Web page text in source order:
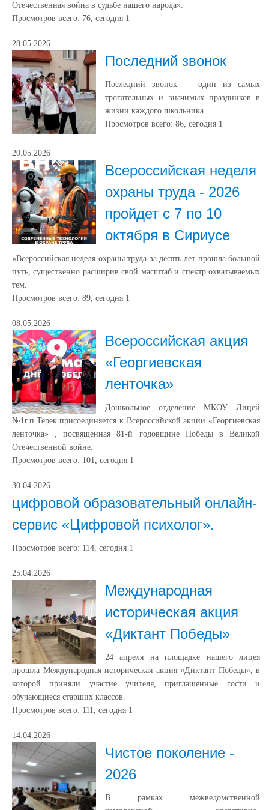
Отечественная война в судьбе нашего народа».
Просмотров всего: 76, сегодня 1
28.05.2026
Последний звонок
Последний звонок — один из самых
трогательных и значимых праздников в
жизни каждого школьника.
Просмотров всего: 86, сегодня 1
20.05.2026
Всероссийская неделя
охраны труда - 2026
пройдет с 7 по 10
октября в Сириусе
«Всероссийская неделя охраны труда за десять лет прошла большой
путь, существенно расширив свой масштаб и спектр охватываемых
тем.
Просмотров всего: 89, сегодня 1
08.05.2026
Всероссийская акция
«Георгиевская
ленточка»
Дошкольное отделение МКОУ Лицей
№1г.п.Терек присоединяется к Всероссийской акции «Георгиевская
ленточка» , посвященная 81-й годовщине Победы в Великой
Отечественной войне.
Просмотров всего: 101, сегодня 1
30.04.2026
цифровой образовательный онлайн-
сервис «Цифровой психолог».
Просмотров всего: 114, сегодня 1
25.04.2026
Международная
историческая акция
«Диктант Победы»
24 апреля на площадке нашего лицея
прошла Международная историческая акция «Диктант Победы», в
которой приняли участие учителя, приглашенные гости и
обучающиеся старших классов.
Просмотров всего: 111, сегодня 1
14.04.2026
Чистое поколение -
2026
В рамках межведомственной